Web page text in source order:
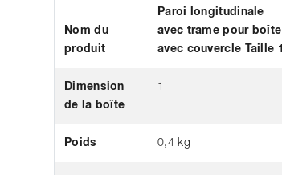
Nom du
produit
Paroi longitudinale
avec trame pour boîte
avec couvercle Taille 1
Dimension
de la boîte
1
Poids 0,4 kg